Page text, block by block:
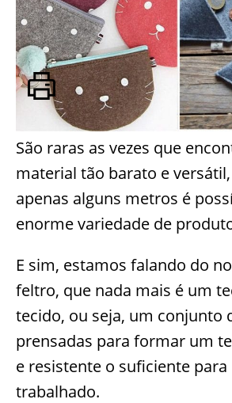
São raras as vezes que
material tão barato e
apenas alguns metros é
enorme variedade de
E sim, estamos falando do
feltro, que nada mais é um
tecido, ou seja, um conjunto
prensadas para formar um
e resistente o suficiente
trabalhado.